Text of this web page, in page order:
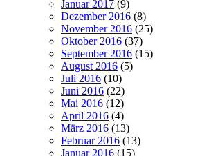
Januar 2017 (9)
Dezember 2016 (8)
November 2016 (25)
Oktober 2016 (37)
September 2016 (15)
August 2016 (5)
Juli 2016 (10)
Juni 2016 (22)
Mai 2016 (12)
April 2016 (4)
März 2016 (13)
Februar 2016 (13)
Januar 2016 (15)